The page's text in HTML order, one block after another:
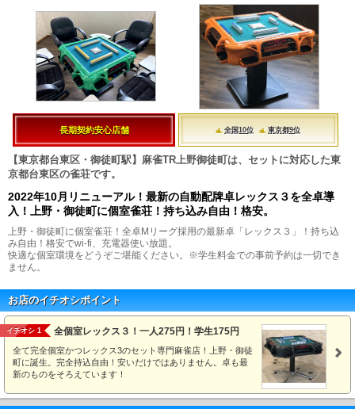
長期契約安心店舗 全国10位 東京都9位
【東京都台東区・御徒町駅】麻雀TR上野御徒町は、セットに対応した東
京都台東区の雀荘です。
2022年10月リニューアル！最新の自動配牌卓レックス３を全卓導
入！上野・御徒町に個室雀荘！持ち込み自由！格安。
上野・御徒町に個室雀荘！全卓Mリーグ採用の最新卓「レックス３」！持ち込
み自由！格安でwi-fi、充電器使い放題。
快適な個室環境をどうぞご堪能ください。※学生料金での事前予約は一切でき
ません。
お店のイチオシポイント
イチオシ 1 全個室レックス３！一人275円！学生175円
全て完全個室かつレックス3のセット専門麻雀店！上野・御徒
町に誕生。完全持込自由！安いだけではありません。卓も最
新のものをそろえています！